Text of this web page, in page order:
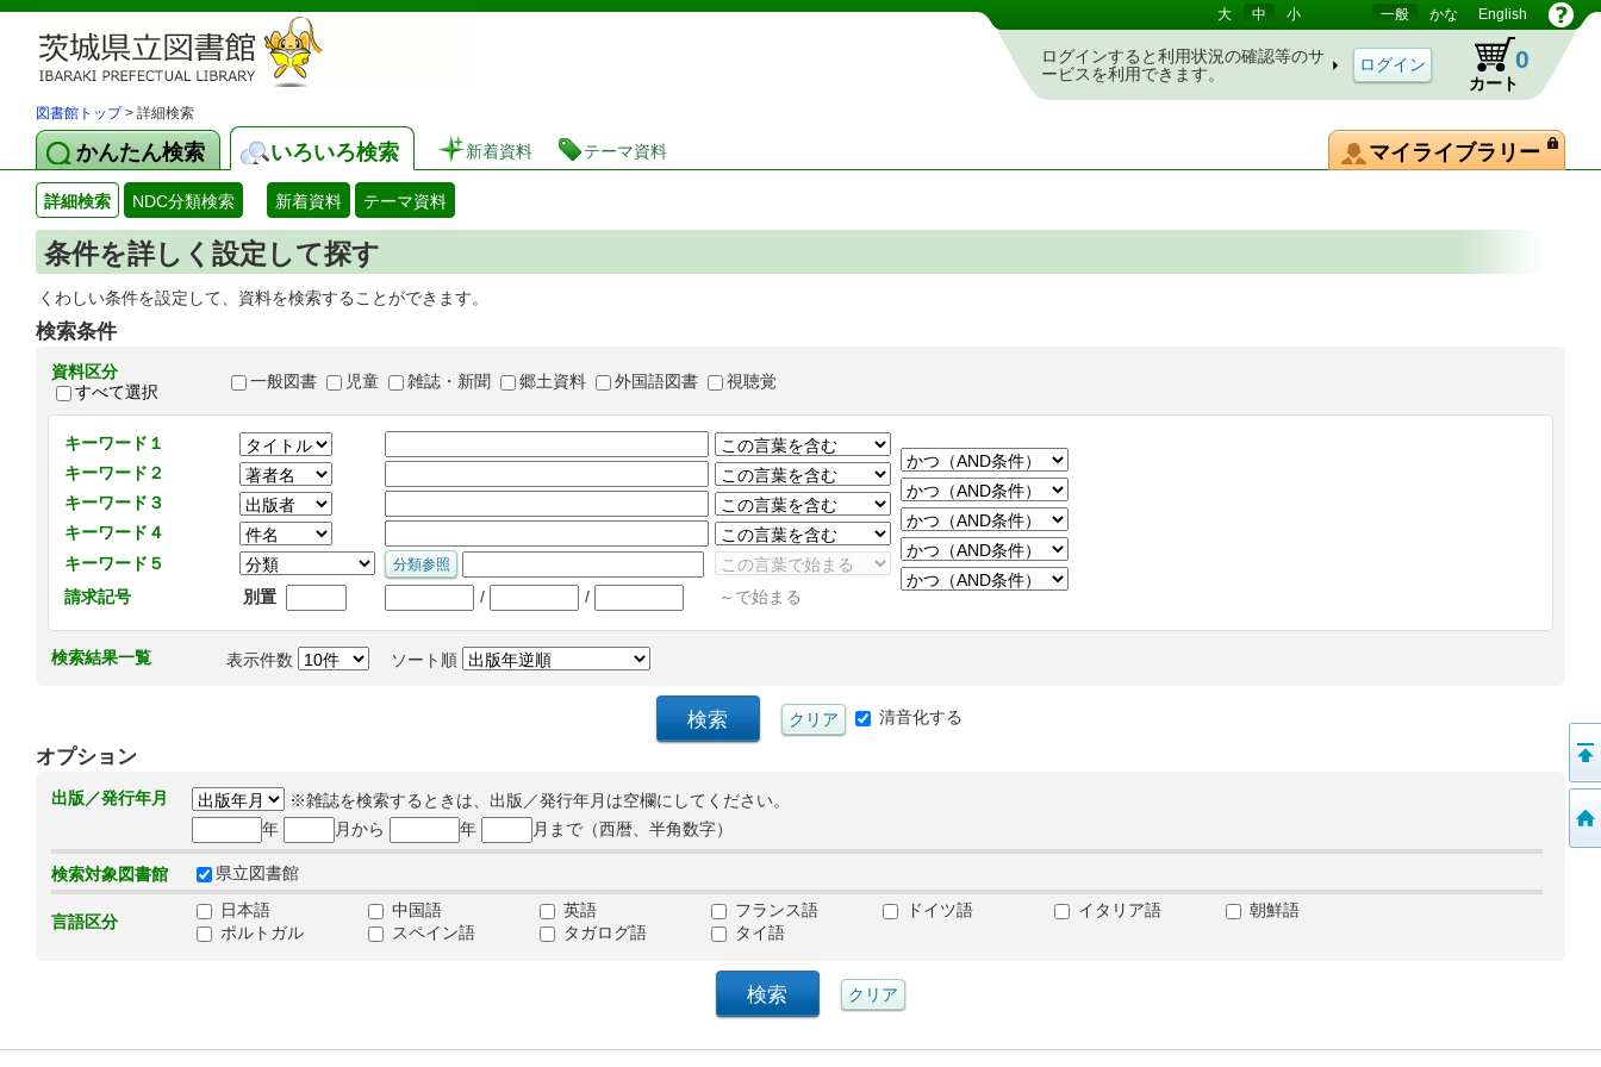
茨城県立図書館 蔵書検索・予約システム 大 中 小 一般 かな English
ログインすると利用状況の確認等のサ
ービスを利用できます。
カート
0
図書館トップ> 詳細検索
かんたん検索 いろいろ検索 新着資料 テーマ資料 マイライブラリー
詳細検索 NDC分類検索 新着資料 テーマ資料
条件を詳しく設定して探す
くわしい条件を設定して、資料を検索することができます。
検索条件
資料区分
すべて選択
一般図書 児童 雑誌・新聞 郷土資料 外国語図書 視聴覚
キーワード１
キーワード２
キーワード３
キーワード４
キーワード５
請求記号
別置 / / ～で始まる
検索結果一覧 表示件数 ソート順
清音化する
オプション
出版／発行年月
※雑誌を検索するときは、出版／発行年月は空欄にしてください。
年
月から 年 月まで（西暦、半角数字）
検索対象図書館 県立図書館
言語区分
日本語 中国語 英語 フランス語 ドイツ語 イタリア語
朝鮮語
ポルトガル
スペイン語 タガログ語 タイ語